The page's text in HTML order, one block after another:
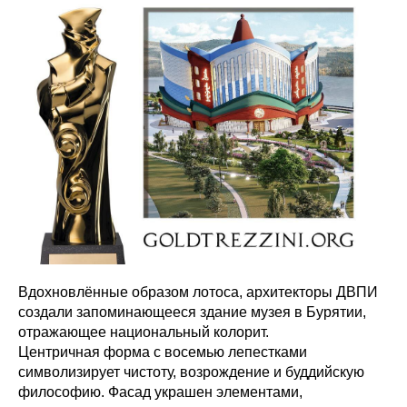
Вдохновлённые образом лотоса, архитекторы ДВПИ
создали запоминающееся здание музея в Бурятии,
отражающее национальный колорит.
Центричная форма с восемью лепестками
символизирует чистоту, возрождение и буддийскую
философию. Фасад украшен элементами,